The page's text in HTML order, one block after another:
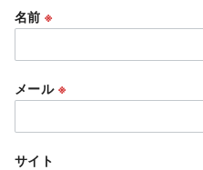
名前※
メール ※
サイト